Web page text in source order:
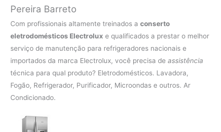
Pereira Barreto
Com profissionais altamente treinados aconserto
eletrodomésticos Electrolux e qualificados a prestar o melhor
serviço de manutenção para refrigeradores nacionais e
importados da marca Electrolux, você precisa deassistência
técnica para qual produto? Eletrodomésticos. Lavadora,
Fogão, Refrigerador, Purificador, Microondas e outros. Ar
Condicionado.